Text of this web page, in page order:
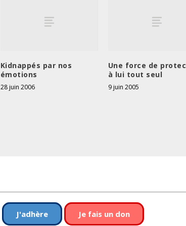
Kidnappés par nos
émotions
28 juin 2006
Une force de
à lui tout seul
9 juin 2005
J'adhère Je fais un don